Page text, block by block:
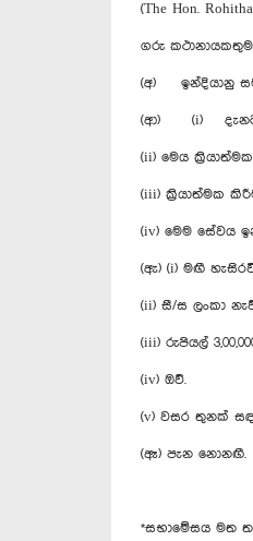
(The Hon.
ගරු
(අ) ඉන්දියානු
(ආ) (i) දැනට
(ii) මෙය
(iii) ක්‍රියාත්මක
(iv) මෙම සේවය
(ඇ) (i) මඟී
(ii) සී/ස ලංකා
(iii) රුපියල්
(iv) ඔව්.
(v) වසර තුනක්
(ඈ) පැන නොනඟී.
*සභාමේසය මත